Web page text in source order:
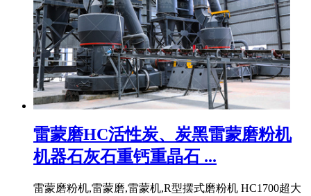
雷蒙磨HC活性炭、炭黑雷蒙磨粉机
机器石灰石重钙重晶石 ...
雷蒙磨粉机,雷蒙磨,雷蒙机,R型摆式磨粉机 HC1700超大